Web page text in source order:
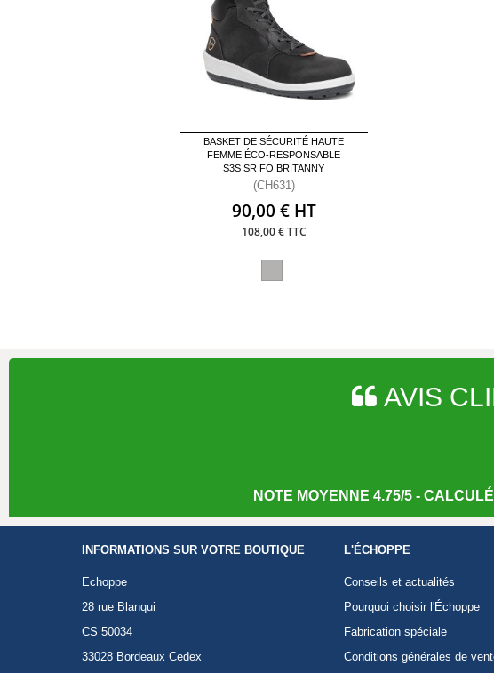
BASKET DE SÉCURITÉ HAUTE
FEMME ÉCO-RESPONSABLE
S3S SR FO BRITANNY
(CH631)
90,00 € HT
108,00 € TTC
AVIS
NOTE MOYENNE 4.75/5 -
INFORMATIONS SUR VOTRE BOUTIQUE
Echoppe
28 rue Blanqui
CS 50034
33028 Bordeaux Cedex
L'ÉCHOPPE
Conseils et actualités
Pourquoi choisir l'Échoppe
Fabrication spéciale
Conditions générales de